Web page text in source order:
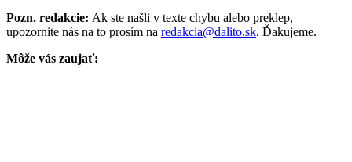
Pozn. redakcie: Ak ste našli v texte chybu alebo preklep,
upozornite nás na to prosím na redakcia@dalito.sk. Ďakujeme.
Môže vás zaujať: